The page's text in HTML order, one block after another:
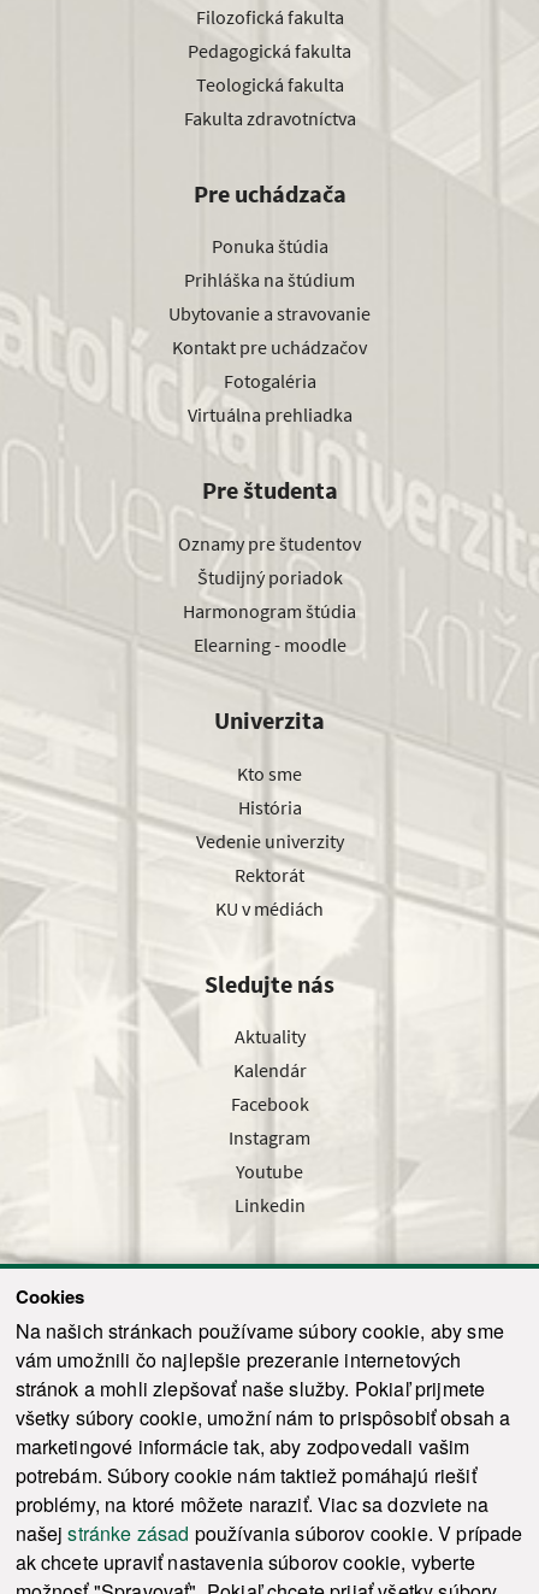
Cookies
Na našich stránkach používame súbory cookie, aby sme
vám umožnili čo najlepšie prezeranie internetových
stránok a mohli zlepšovať naše služby. Pokiaľ prijmete
všetky súbory cookie, umožní nám to prispôsobiť obsah a
marketingové informácie tak, aby zodpovedali vašim
potrebám. Súbory cookie nám taktiež pomáhajú riešiť
problémy, na ktoré môžete naraziť. Viac sa dozviete na
našejstránke zásad používania súborov cookie. V prípade
ak chcete upraviť nastavenia súborov cookie, vyberte
Filozofická fakulta
Pedagogická fakulta
Teologická fakulta
Fakulta zdravotníctva
Pre uchádzača
Ponuka štúdia
Prihláška na štúdium
Ubytovanie a stravovanie
Kontakt pre uchádzačov
Fotogaléria
Virtuálna prehliadka
Pre študenta
Oznamy pre študentov
Študijný poriadok
Harmonogram štúdia
Elearning - moodle
Univerzita
Kto sme
História
Vedenie univerzity
Rektorát
KU v médiách
Sledujte nás
Aktuality
Kalendár
Facebook
Instagram
Youtube
Linkedin
Odoslať
© 2021-2026 ku.sk. Všetky práva vyhradené. | Ochrana osobných údajov
Vyhlásenie o prístupnosti |
Admin